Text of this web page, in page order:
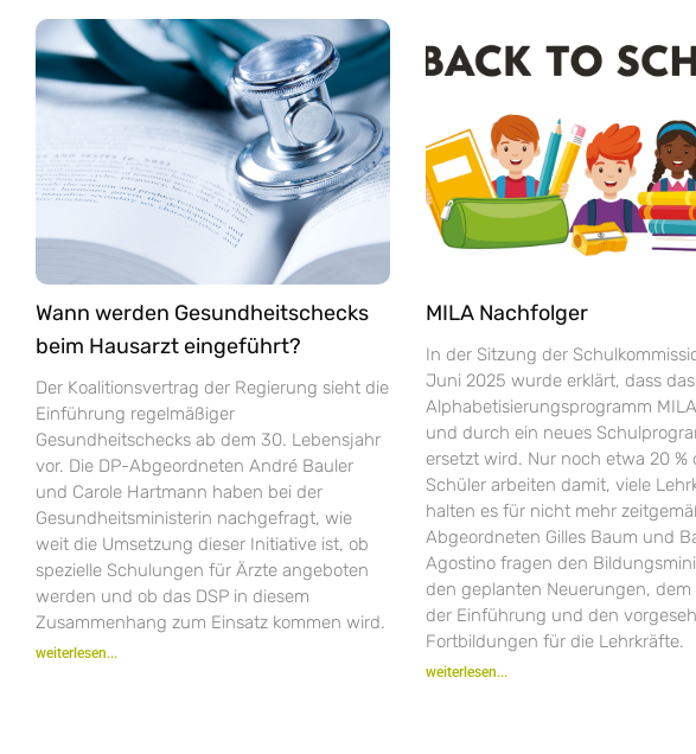
Wann werden Gesundheitschecks
beim Hausarzt eingeführt?
Der Koalitionsvertrag der Regierung sieht die
Einführung regelmäßiger
Gesundheitschecks ab dem 30. Lebensjahr
vor. Die DP-Abgeordneten André Bauler
und Carole Hartmann haben bei der
Gesundheitsministerin nachgefragt, wie
weit die Umsetzung dieser Initiative ist, ob
spezielle Schulungen für Ärzte angeboten
werden und ob das DSP in diesem
Zusammenhang zum Einsatz kommen wird.
weiterlesen...
MILA Nachfolger
In der Sitzung der
Juni 2025 wurde erklärt, dass das
Alphabetisierungsprogramm
und durch ein neues
ersetzt wird. Nur noch etwa 20 %
Schüler arbeiten damit, viele
halten es für nicht mehr
Abgeordneten Gilles Baum und
Agostino fragen den
den geplanten Neuerungen,
der Einführung und den
Fortbildungen für die Lehrkräfte.
weiterlesen...